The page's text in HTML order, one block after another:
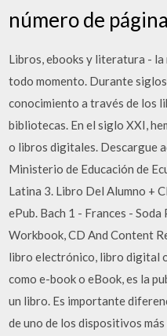
número de
Libros, ebooks y literatura -
todo momento. Durante
conocimiento a través de los
bibliotecas. En el siglo XXI,
o libros digitales. Descargue
Ministerio de Educación de
Latina 3. Libro Del Alumno +
ePub. Bach 1 - Frances - Soda
Workbook, CD And Content
libro electrónico, libro digital
como e-book o eBook, es la
un libro. Es importante
de uno de los dispositivos